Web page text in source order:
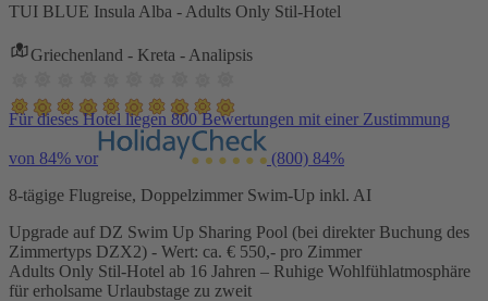
TUI BLUE Insula Alba - Adults Only Stil-Hotel
Griechenland - Kreta - Analipsis
Für dieses Hotel liegen 800 Bewertungen mit einer Zustimmung
von 84% vor (800) 84%
8-tägige Flugreise, Doppelzimmer Swim-Up inkl. AI
Upgrade auf DZ Swim Up Sharing Pool (bei direkter Buchung des
Zimmertyps DZX2) - Wert: ca. € 550,- pro Zimmer
Adults Only Stil-Hotel ab 16 Jahren – Ruhige Wohlfühlatmosphäre
für erholsame Urlaubstage zu zweit